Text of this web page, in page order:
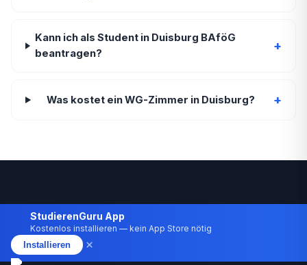
Kann ich als Student in Duisburg BAföG
beantragen?
+
Was kostet ein WG-Zimmer in Duisburg? +
StudierenGuru App
Kostenlos installieren — kein App Store nötig
Installieren
×